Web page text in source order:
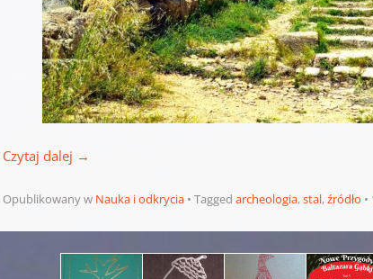
Czytaj dalej →
Opublikowany w Nauka i odkrycia Taggedarcheologia,stal,źródło